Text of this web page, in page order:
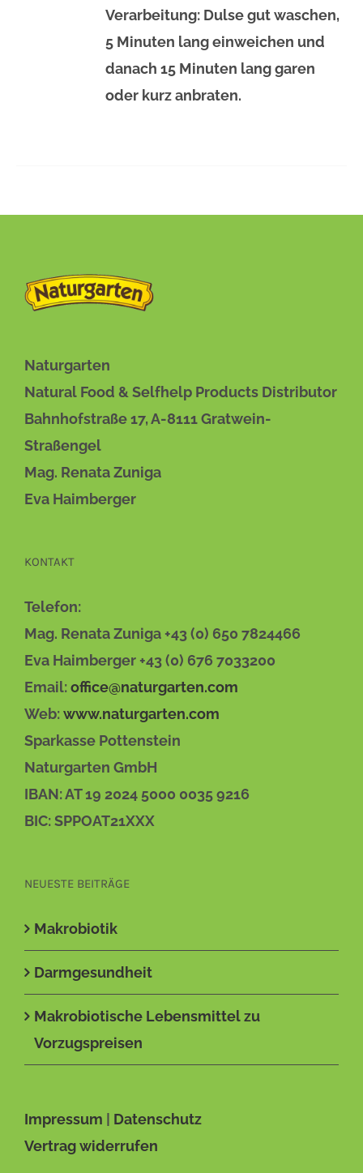
OPTIONEN
PRODUKTSEITE
Verarbeitung: Dulse gut waschen,
5 Minuten lang einweichen und
danach 15 Minuten lang garen
oder kurz anbraten.
Naturgarten
Natural Food & Selfhelp Products Distributor
Bahnhofstraße 17, A-8111 Gratwein-
Straßengel
Mag. Renata Zuniga
Eva Haimberger
KONTAKT
Telefon:
Mag. Renata Zuniga +43 (0) 650 7824466
Eva Haimberger +43 (0) 676 7033200
Email:office@naturgarten.com
Web:www.naturgarten.com
Sparkasse Pottenstein
Naturgarten GmbH
IBAN: AT 19 2024 5000 0035 9216
BIC: SPPOAT21XXX
NEUESTE BEITRÄGE
Makrobiotik
Darmgesundheit
Makrobiotische Lebensmittel zu
Vorzugspreisen
Impressum
Datenschutz
Vertrag widerrufen